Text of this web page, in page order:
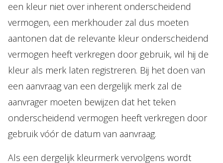
een kleur niet over inherent onderscheidend
vermogen, een merkhouder zal dus moeten
aantonen dat de relevante kleur onderscheidend
vermogen heeft verkregen door gebruik, wil hij de
kleur als merk laten registreren. Bij het doen van
een aanvraag van een dergelijk merk zal de
aanvrager moeten bewijzen dat het teken
onderscheidend vermogen heeft verkregen door
gebruik vóór de datum van aanvraag.
Als een dergelijk kleurmerk vervolgens wordt